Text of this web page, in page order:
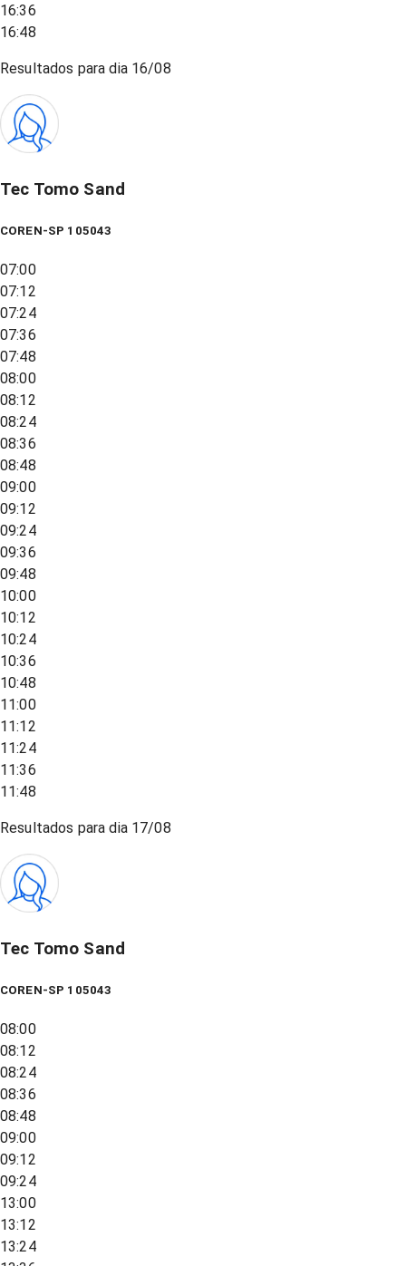
16:36
16:48
Resultados para dia 16/08
Tec Tomo Sand
COREN-SP 105043
07:00
07:12
07:24
07:36
07:48
08:00
08:12
08:24
08:36
08:48
09:00
09:12
09:24
09:36
09:48
10:00
10:12
10:24
10:36
10:48
11:00
11:12
11:24
11:36
11:48
Resultados para dia 17/08
Tec Tomo Sand
COREN-SP 105043
08:00
08:12
08:24
08:36
08:48
09:00
09:12
09:24
13:00
13:12
13:24